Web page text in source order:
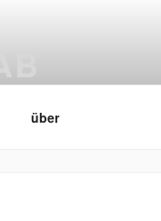
über